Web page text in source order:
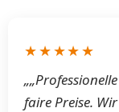
★★★★★
faire Preise.